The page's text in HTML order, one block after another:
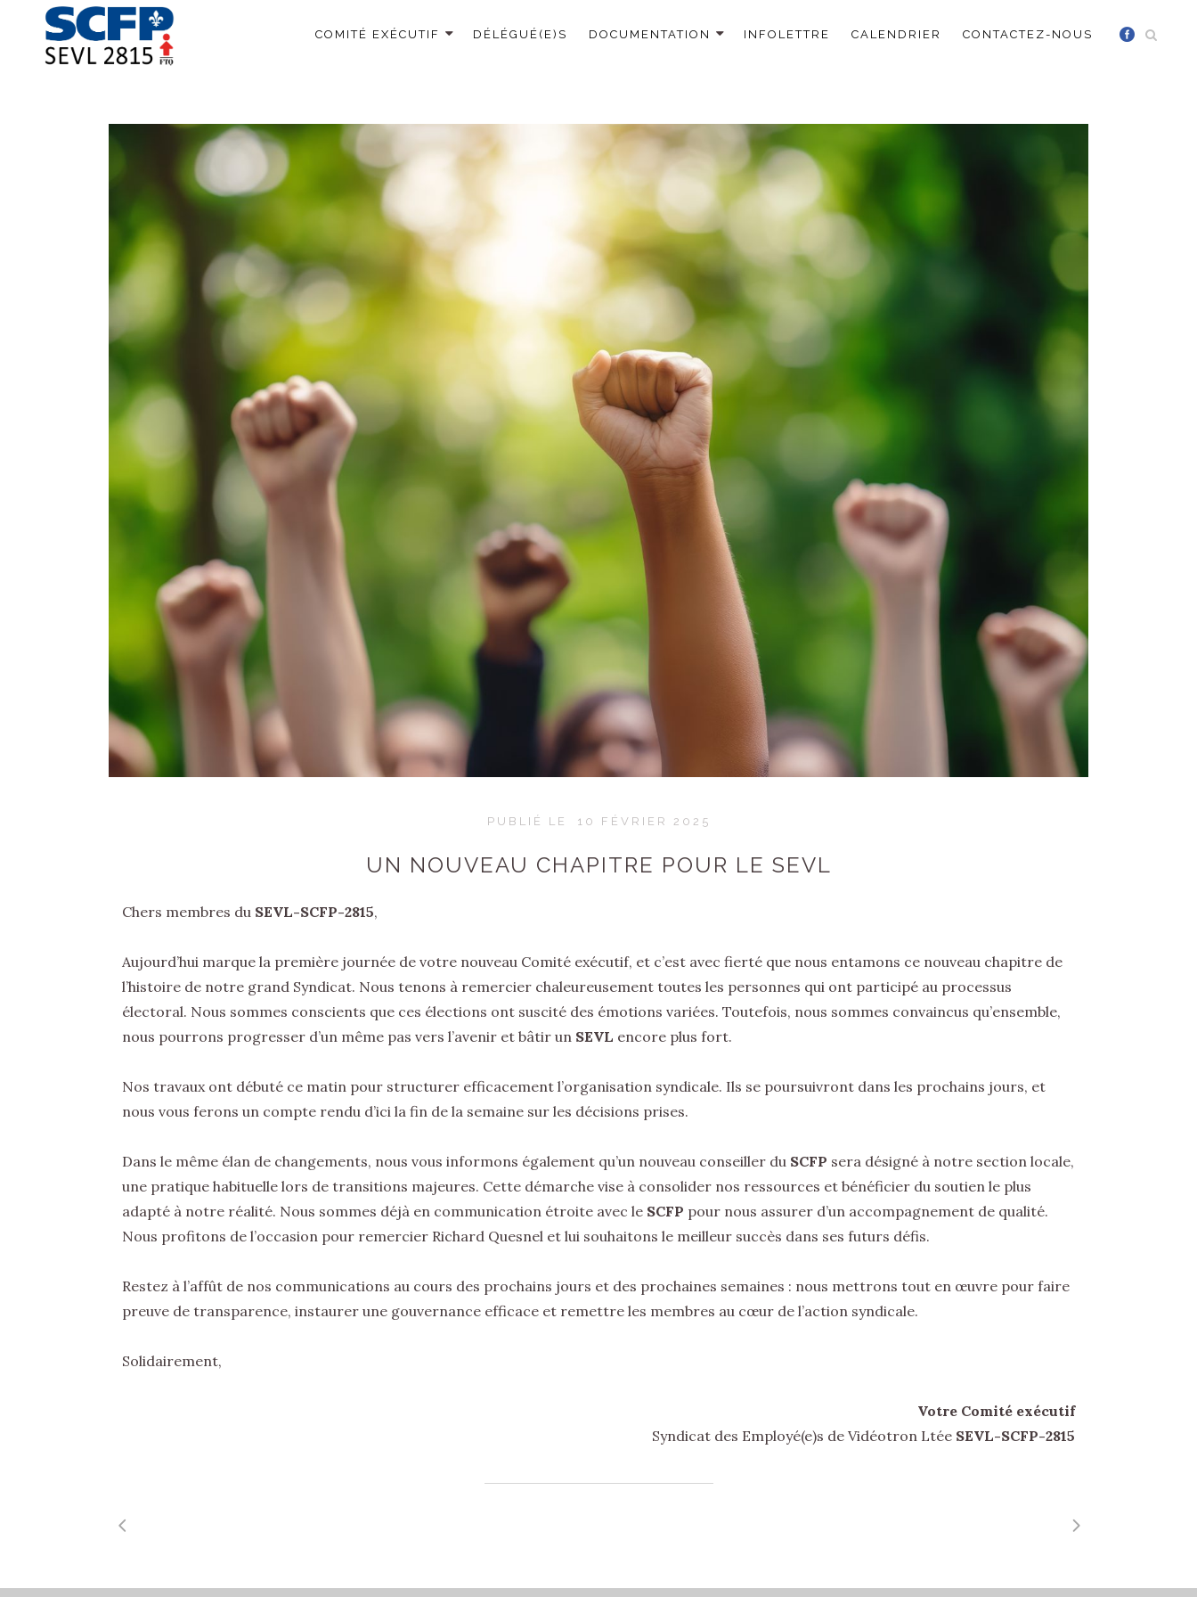
COMITÉ EXÉCUTIF DÉLÉGUÉ(E)S DOCUMENTATION INFOLETTRE CALENDRIER CONTACTEZ-NOUS
PUBLIÉ LE 10 FÉVRIER 2025
UN NOUVEAU CHAPITRE POUR LE SEVL
Chers membres du SEVL-SCFP-2815,
Aujourd’hui marque la première journée de votre nouveau Comité exécutif, et c’est avec fierté que nous entamons ce nouveau chapitre de
l’histoire de notre grand Syndicat. Nous tenons à remercier chaleureusement toutes les personnes qui ont participé au processus
électoral. Nous sommes conscients que ces élections ont suscité des émotions variées. Toutefois, nous sommes convaincus qu’ensemble,
nous pourrons progresser d’un même pas vers l’avenir et bâtir un SEVL encore plus fort.
Nos travaux ont débuté ce matin pour structurer efficacement l’organisation syndicale. Ils se poursuivront dans les prochains jours, et
nous vous ferons un compte rendu d’ici la fin de la semaine sur les décisions prises.
Dans le même élan de changements, nous vous informons également qu’un nouveau conseiller du SCFP sera désigné à notre section locale,
une pratique habituelle lors de transitions majeures. Cette démarche vise à consolider nos ressources et bénéficier du soutien le plus
adapté à notre réalité. Nous sommes déjà en communication étroite avec le SCFP pour nous assurer d’un accompagnement de qualité.
Nous profitons de l’occasion pour remercier Richard Quesnel et lui souhaitons le meilleur succès dans ses futurs défis.
Restez à l’affût de nos communications au cours des prochains jours et des prochaines semaines : nous mettrons tout en œuvre pour faire
preuve de transparence, instaurer une gouvernance efficace et remettre les membres au cœur de l’action syndicale.
Solidairement,
Votre Comité exécutif
Syndicat des Employé(e)s de Vidéotron Ltée SEVL-SCFP-2815